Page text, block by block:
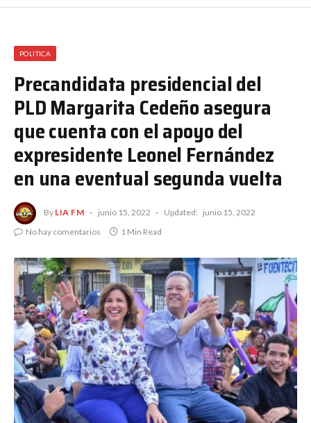
POLITICA
Precandidata presidencial del
PLD Margarita Cedeño asegura
que cuenta con el apoyo del
expresidente Leonel Fernández
en una eventual segunda vuelta
By LIA FM junio 15, 2022 Updated: junio 15, 2022
No hay comentarios
1 Min Read